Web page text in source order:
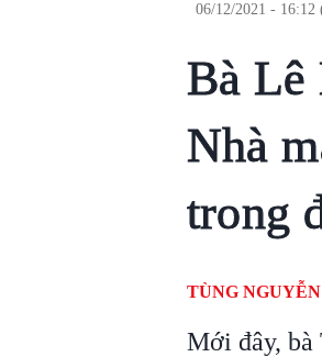
06/12/2021 - 16:12
Bà Lê
Nhà
trong
TÙNG NGUYỄN
Mới đây, bà